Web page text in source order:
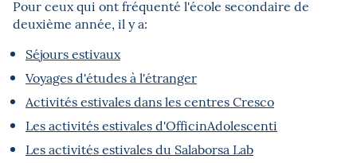
Pour ceux qui ont fréquenté l'école secondaire de
deuxième année, il y a:
Séjours estivaux
Voyages d'études à l'étranger
Activités estivales dans les centres Cresco
Les activités estivales d'OfficinAdolescenti
Les activités estivales du Salaborsa Lab